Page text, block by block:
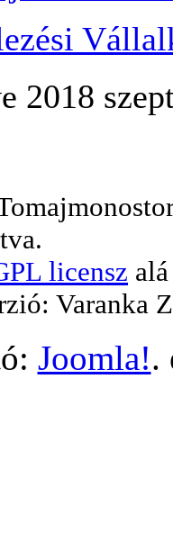
2018
licensz
Varanka
Joomla!.